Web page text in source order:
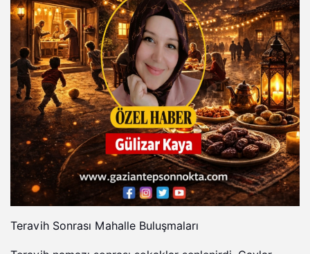
Teravih Sonrası Mahalle Buluşmaları